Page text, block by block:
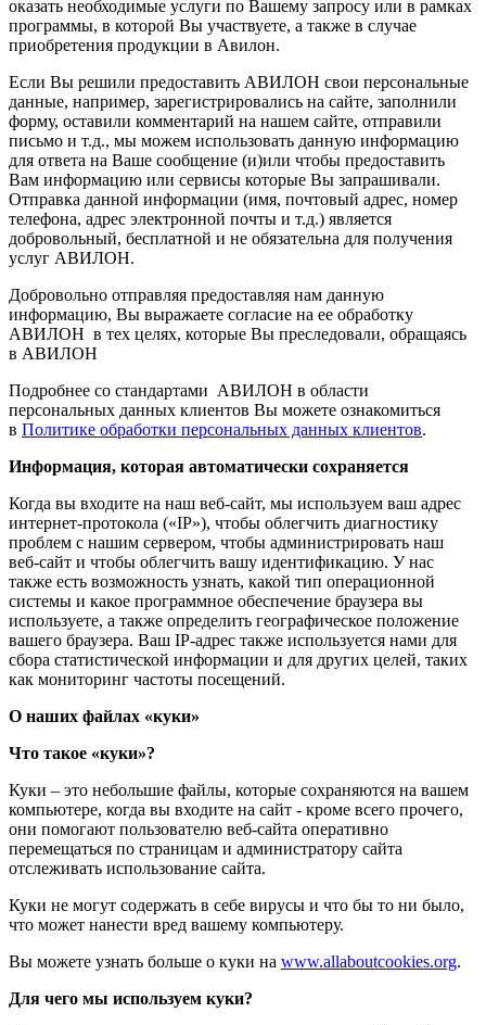
оказать необходимые услуги по Вашему запросу или в рамках
программы, в которой Вы участвуете, а также в случае
приобретения продукции в Авилон.
Если Вы решили предоставить АВИЛОН свои персональные
данные, например, зарегистрировались на сайте, заполнили
форму, оставили комментарий на нашем сайте, отправили
письмо и т.д., мы можем использовать данную информацию
для ответа на Ваше сообщение (и)или чтобы предоставить
Вам информацию или сервисы которые Вы запрашивали.
Отправка данной информации (имя, почтовый адрес, номер
телефона, адрес электронной почты и т.д.) является
добровольный, бесплатной и не обязательна для получения
услуг АВИЛОН.
Добровольно отправляя предоставляя нам данную
информацию, Вы выражаете согласие на ее обработку
АВИЛОН в тех целях, которые Вы преследовали, обращаясь
в АВИЛОН
Подробнее со стандартами АВИЛОН в области
персональных данных клиентов Вы можете ознакомиться
в Политике обработки персональных данных клиентов.
Информация, которая автоматически сохраняется
Когда вы входите на наш веб-сайт, мы используем ваш адрес
интернет-протокола («IP»), чтобы облегчить диагностику
проблем с нашим сервером, чтобы администрировать наш
веб-сайт и чтобы облегчить вашу идентификацию. У нас
также есть возможность узнать, какой тип операционной
системы и какое программное обеспечение браузера вы
используете, а также определить географическое положение
вашего браузера. Ваш IP-адрес также используется нами для
сбора статистической информации и для других целей, таких
как мониторинг частоты посещений.
О наших файлах «куки»
Что такое «куки»?
Куки – это небольшие файлы, которые сохраняются на вашем
компьютере, когда вы входите на сайт - кроме всего прочего,
они помогают пользователю веб-сайта оперативно
перемещаться по страницам и администратору сайта
отслеживать использование сайта.
Куки не могут содержать в себе вирусы и что бы то ни было,
что может нанести вред вашему компьютеру.
Вы можете узнать больше о куки на www.allaboutcookies.org.
Для чего мы используем куки?